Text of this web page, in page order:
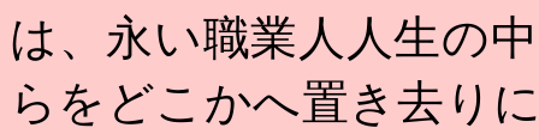
は、永い職業人人生の
らをどこかへ置き去り